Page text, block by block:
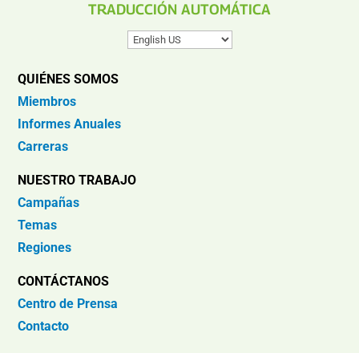
TRADUCCIÓN AUTOMÁTICA
QUIÉNES SOMOS
Miembros
Informes Anuales
Carreras
NUESTRO TRABAJO
Campañas
Temas
Regiones
CONTÁCTANOS
Centro de Prensa
Contacto